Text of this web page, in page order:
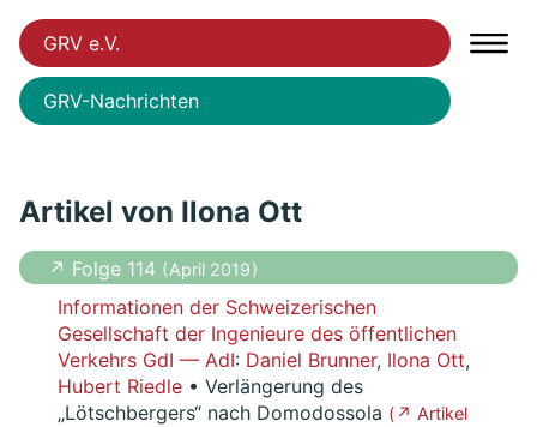
GRV e.V.
GRV-Nachrichten
Artikel von Ilona Ott
↗ Folge 114 ( April 2019 )
Informationen der Schweizerischen
Gesellschaft der Ingenieure des öffentlichen
Verkehrs GdI — AdI: Daniel Brunner, Ilona Ott,
Hubert Riedle • Verlängerung des
„Lötschbergers“ nach Domodossola ( ↗ Artikel